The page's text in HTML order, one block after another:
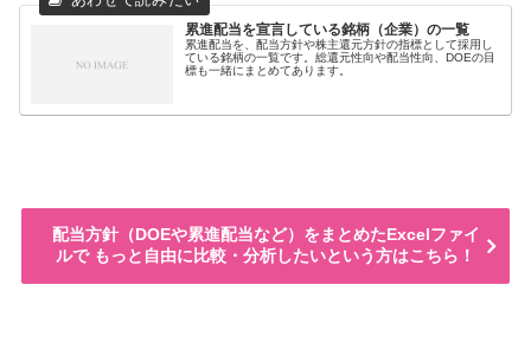
累進配当を宣言している銘柄（企業）の一覧
累進配当を、配当方針や株主還元方針の指標として採用し
ている銘柄の一覧です。総還元性向や配当性向、DOEの目
標も一緒にまとめてあります。
配当方針（DOEや累進配当など）をまとめたExcelファイ
ルで もっと自由に比較・分析したいという方はこちら！